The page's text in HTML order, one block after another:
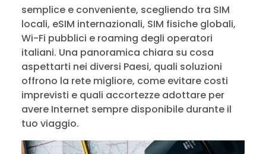
semplice e conveniente, scegliendo tra SIM
locali, eSIM internazionali, SIM fisiche globali,
Wi-Fi pubblici e roaming degli operatori
italiani. Una panoramica chiara su cosa
aspettarti nei diversi Paesi, quali soluzioni
offrono la rete migliore, come evitare costi
imprevisti e quali accortezze adottare per
avere Internet sempre disponibile durante il
tuo viaggio.